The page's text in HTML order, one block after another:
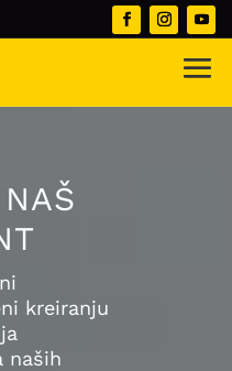
kreiranju
naših